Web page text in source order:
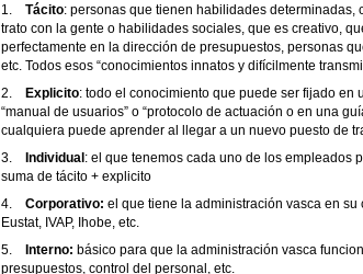
1.
Tácito: personas que tienen habilidades determinadas,
trato con la gente o habilidades sociales, que es creativo,
perfectamente en la dirección de presupuestos, personas
etc. Todos esos “conocimientos innatos y difícilmente
2.
Explicito: todo el conocimiento que puede ser fijado en
“manual de usuarios” o “protocolo de actuación o en una
cualquiera puede aprender al llegar a un nuevo puesto de
3.
Individual : el que tenemos cada uno de los empleados
suma de tácito + explicito
4.
Corporativo: el que tiene la administración vasca en
Eustat, IVAP, Ihobe, etc.
5.
Interno: básico para que la administración vasca
presupuestos, control del personal, etc.